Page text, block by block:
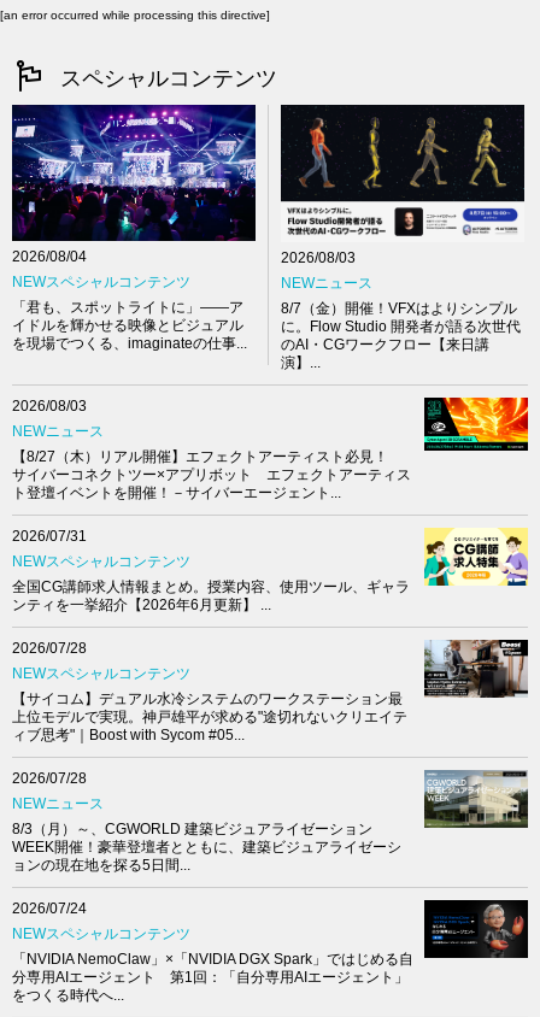
[an error occurred while processing this directive]
スペシャルコンテンツ
2026/08/04
NEWスペシャルコンテンツ
「君も、スポットライトに」――ア
イドルを輝かせる映像とビジュアル
を現場でつくる、imaginateの仕事...
2026/08/03
NEWニュース
8/7（金）開催！VFXはよりシンプル
に。Flow Studio 開発者が語る次世代
のAI・CGワークフロー【来日講
演】...
2026/08/03
NEWニュース
【8/27（木）リアル開催】エフェクトアーティスト必見！
サイバーコネクトツー×アプリボット エフェクトアーティス
ト登壇イベントを開催！－サイバーエージェント...
2026/07/31
NEWスペシャルコンテンツ
全国CG講師求人情報まとめ。授業内容、使用ツール、ギャラ
ンティを一挙紹介【2026年6月更新】 ...
2026/07/28
NEWスペシャルコンテンツ
【サイコム】デュアル水冷システムのワークステーション最
上位モデルで実現。神戸雄平が求める"途切れないクリエイテ
ィブ思考"｜Boost with Sycom #05...
2026/07/28
NEWニュース
8/3（月）～、CGWORLD 建築ビジュアライゼーション
WEEK開催！豪華登壇者とともに、建築ビジュアライゼーシ
ョンの現在地を探る5日間...
2026/07/24
NEWスペシャルコンテンツ
「NVIDIA NemoClaw」×「NVIDIA DGX Spark」ではじめる自
分専用AIエージェント 第1回：「自分専用AIエージェント」
をつくる時代へ...